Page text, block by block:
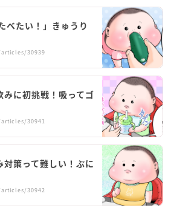
べたい！」きゅうり
30939
みに初挑戦！吸ってゴ
30941
対策って難しい！ぷに
30942